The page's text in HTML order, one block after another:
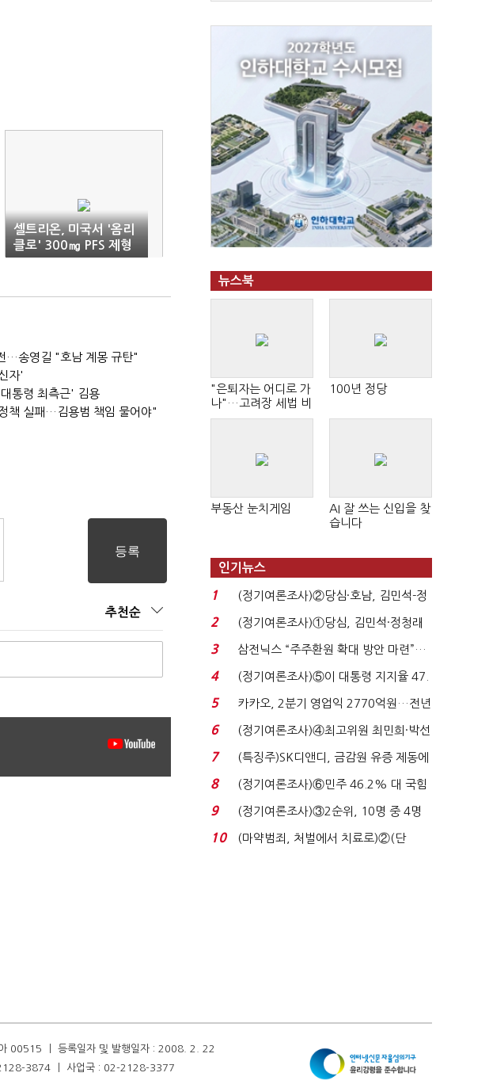
셀트리온, 미국서 '옴리
클로' 300㎎ PFS 제형
허가 획득
…송영길 "호남 계몽 규탄"
자'
통령 최측근' 김용
책 실패…김용범 책임 물어야"
추천순
뉴스북
"은퇴자는 어디로 가
나"…고려장 세법 비
판 확산
100년 정당
부동산 눈치게임
AI 잘 쓰는 신입을 찾
습니다
인기뉴스
1
(정기여론조사)②당심·호남, 김민석-정
청래 '초접전'...
2
(정기여론조사)①당심, 김민석·정청래
'초접전'…대통령 ...
3
삼전닉스 “주주환원 확대 방안 마련”…
로이터에 성명...
4
(정기여론조사)⑤이 대통령 지지율 47.
7%…일주일 만에 ...
5
카카오, 2분기 영업익 2770억원…전년
비 36% 증가...
6
(정기여론조사)④최고위원 최민희·박선
원 '양강'…서미...
7
(특징주)SK디앤디, 금감원 유증 제동에
장 초반 상한가...
8
(정기여론조사)⑥민주 46.2% 대 국힘
31.0%…오차범위 밖 ...
9
(정기여론조사)③2순위, 10명 중 4명
'송영길'…정청래 '한 ...
10
(마약범죄, 처벌에서 치료로)②(단
00515 ㅣ 등록일자 및 발행일자 : 2008. 2. 22
2128-3874 ㅣ 사업국 : 02-2128-3377